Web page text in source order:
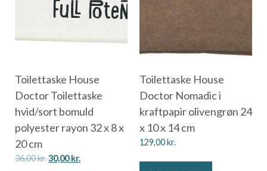
Toilettaske House
Doctor Toilettaske
hvid/sort bomuld
polyester rayon 32 x 8 x
20 cm
36,00kr.30,00kr.
Toilettaske House
Doctor Nomadic i
kraftpapir olivengrøn 24
x 10 x 14 cm
129,00kr.